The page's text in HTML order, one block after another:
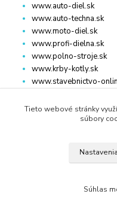
www.auto-diel.sk
www.auto-techna.sk
www.moto-diel.sk
www.profi-dielna.sk
www.polno-stroje.sk
www.krby-kotly.sk
www.stavebnictvo-
www.moto-
www.firemne-
www.zlatnictvo-online.sk
Tieto webové stránky
súbory
Nastavenia
Súhlas